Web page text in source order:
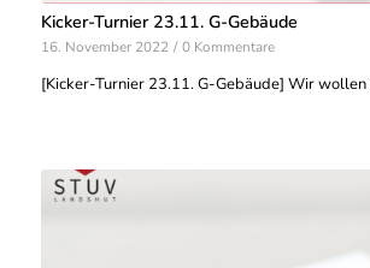
Kicker-Turnier 23.11. G-Gebäude
16. November 2022 / 0 Kommentare
[Kicker-Turnier 23.11. G-Gebäude] Wir wollen